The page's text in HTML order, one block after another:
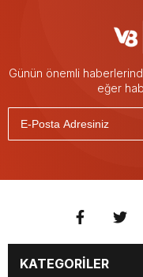
Günün önemli
eğer
KATEGORİLER